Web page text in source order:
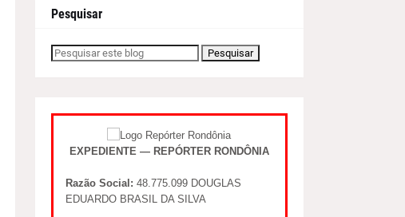
Pesquisar
EXPEDIENTE — REPÓRTER RONDÔNIA
Razão Social: 48.775.099 DOUGLAS
EDUARDO BRASIL DA SILVA